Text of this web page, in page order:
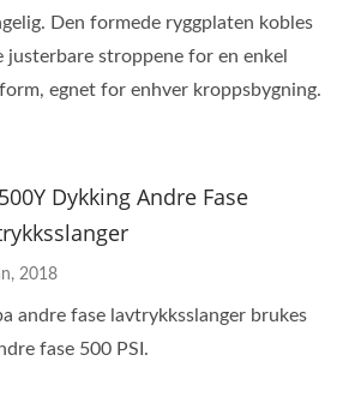
Den formede ryggplaten kobles
justerbare stroppene for en enkel
egnet for enhver kroppsbygning.
Dykking Andre Fase
2018
andre fase lavtrykksslanger brukes
fase 500 PSI.